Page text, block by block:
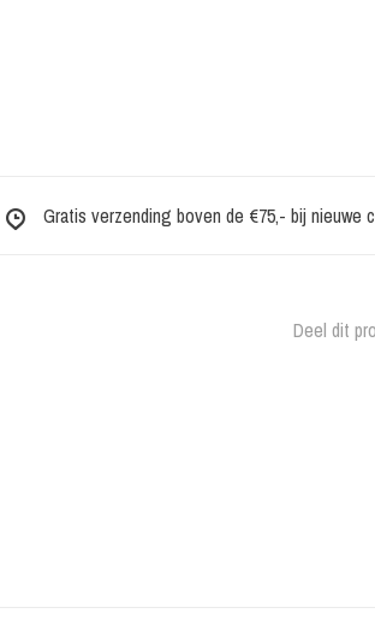
Gratis verzending boven de €75,- bij nieuwe
Deel dit